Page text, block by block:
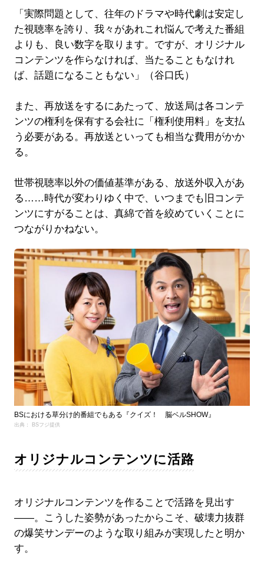
「実際問題として、往年のドラマや時代劇は安定し
た視聴率を誇り、我々があれこれ悩んで考えた番組
よりも、良い数字を取ります。ですが、オリジナル
コンテンツを作らなければ、当たることもなけれ
ば、話題になることもない」（谷口氏）
また、再放送をするにあたって、放送局は各コンテ
ンツの権利を保有する会社に「権利使用料」を支払
う必要がある。再放送といっても相当な費用がかか
る。
世帯視聴率以外の価値基準がある、放送外収入があ
る……時代が変わりゆく中で、いつまでも旧コンテ
ンツにすがることは、真綿で首を絞めていくことに
つながりかねない。
BSにおける草分け的番組でもある『クイズ！ 脳ベルSHOW』
出典： BSフジ提供
オリジナルコンテンツに活路
オリジナルコンテンツを作ることで活路を見出す
――。こうした姿勢があったからこそ、破壊力抜群
の爆笑サンデーのような取り組みが実現したと明か
す。